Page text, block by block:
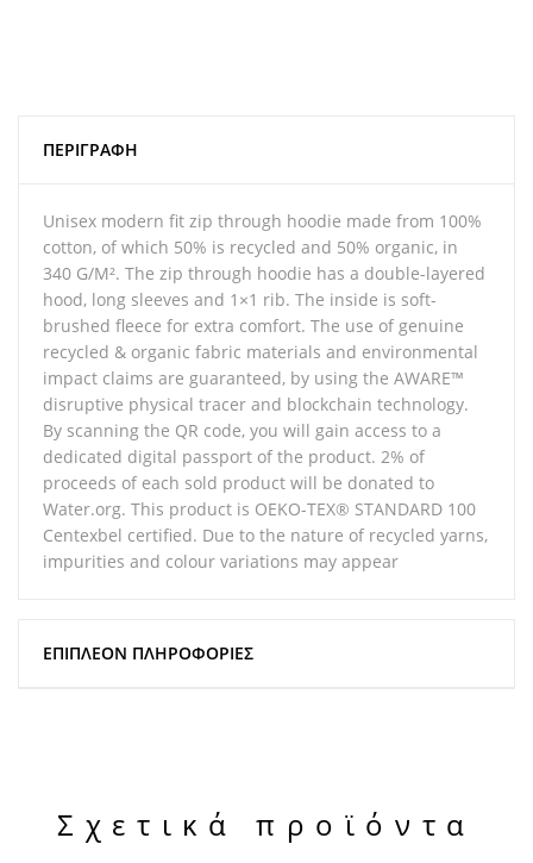
ΠΕΡΙΓΡΑΦΉ
Unisex modern fit zip through hoodie made from 100%
cotton, of which 50% is recycled and 50% organic, in
340 G/M². The zip through hoodie has a double-layered
hood, long sleeves and 1×1 rib. The inside is soft-
brushed fleece for extra comfort. The use of genuine
recycled & organic fabric materials and environmental
impact claims are guaranteed, by using the AWARE™
disruptive physical tracer and blockchain technology.
By scanning the QR code, you will gain access to a
dedicated digital passport of the product. 2% of
proceeds of each sold product will be donated to
Water.org. This product is OEKO-TEX® STANDARD 100
Centexbel certified. Due to the nature of recycled yarns,
impurities and colour variations may appear
ΕΠΙΠΛΈΟΝ ΠΛΗΡΟΦΟΡΊΕΣ
Σχετικά προϊόντα